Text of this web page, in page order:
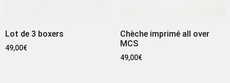
Lot de 3 boxers
49,00€
Chèche imprimé all over
MCS
49,00€